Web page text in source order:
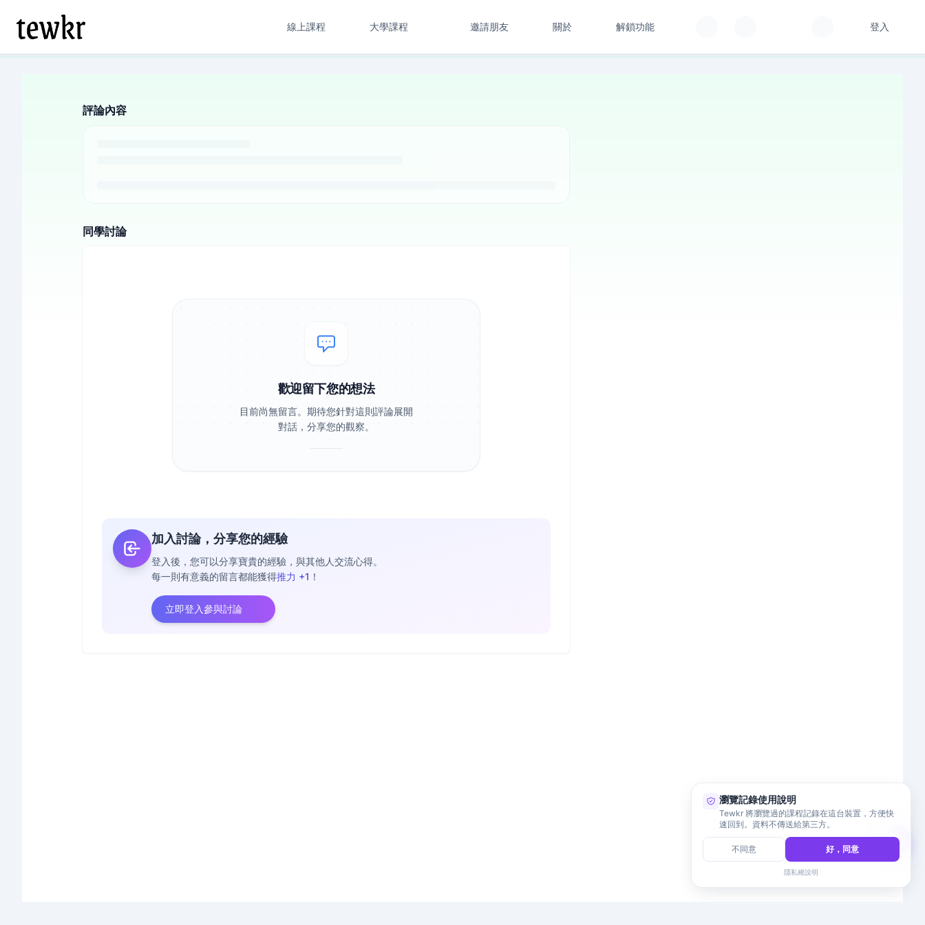
線上課程 大學課程 邀請朋友 關於 解鎖功能 登入
評論內容
同學討論
歡迎留下您的想法
目前尚無留言。期待您針對這則評論展開
對話，分享您的觀察。
加入討論，分享您的經驗
登入後，您可以分享寶貴的經驗，與其他人交流心得。
每一則有意義的留言都能獲得推力 +1 ！
立即登入參與討論
瀏覽記錄使用說明
Tewkr 將瀏覽過的課程記錄在這台裝置，方便快
速回到。資料不傳送給第三方。
不同意 好，同意
隱私權說明